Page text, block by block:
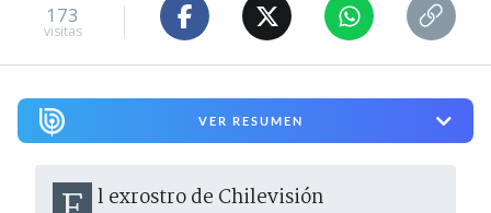
173
visitas
VER RESUMEN